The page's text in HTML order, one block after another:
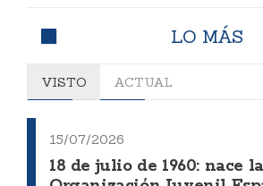
LO MÁS
VISTO ACTUAL
15/07/2026
18 de julio de 1960: nace la